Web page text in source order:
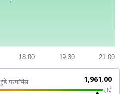
18:00 19:30 21:00
टुडे परफॉर्मेंस
हाई
₹1,961.00